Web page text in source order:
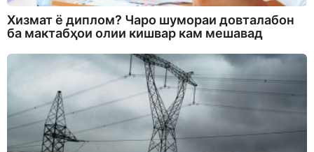
Хизмат ё диплом? Чаро шумораи довталабон
ба мактабҳои олии кишвар кам мешавад